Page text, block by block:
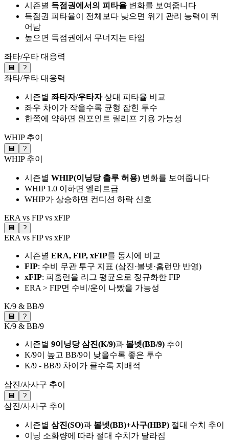
시즌별 득점권에서의 피타율 변화를 보여줍니다
득점권 피타율이 전체보다 낮으면 위기 관리 능력이 뛰
어남
높으면 득점권에서 무너지는 타입
좌타/우타 대응력
💾 ?
좌타/우타 대응력
시즌별 좌타자/우타자상대 피타율 비교
좌우 차이가 작을수록 균형 잡힌 투수
한쪽에 약하면 원포인트 릴리프 기용 가능성
WHIP 추이
💾 ?
WHIP 추이
시즌별 WHIP(이닝당 출루 허용) 변화를 보여줍니다
WHIP 1.0 이하면 엘리트급
WHIP가 상승하면 컨디션 하락 신호
ERA vs FIP vs xFIP
💾 ?
ERA vs FIP vs xFIP
시즌별 ERA, FIP, xFIP를 동시에 비교
FIP: 수비 무관 투구 지표 (삼진·볼넷·홈런만 반영)
xFIP: 피홈런을 리그 평균으로 정규화한 FIP
ERA > FIP면 수비/운이 나빴을 가능성
K/9 & BB/9
💾 ?
K/9 & BB/9
시즌별 9이닝당 삼진(K/9)과 볼넷(BB/9) 추이
K/9이 높고 BB/9이 낮을수록 좋은 투수
K/9 - BB/9 차이가 클수록 지배적
삼진/사사구 추이
💾 ?
삼진/사사구 추이
시즌별 삼진(SO)과 볼넷(BB)+사구(HBP) 절대 수치 추이
이닝 소화량에 따라 절대 수치가 달라짐